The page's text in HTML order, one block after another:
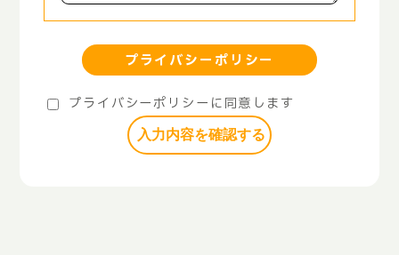
プライバシーポリシー
プライバシーポリシーに同意します